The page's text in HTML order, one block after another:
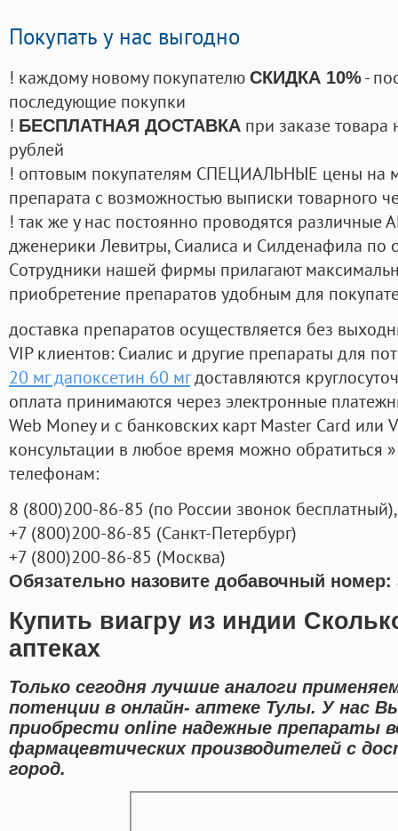
Покупать у нас выгодно
! каждому новому покупателю СКИДКА 10%-
последующие покупки
! БЕСПЛАТНАЯ ДОСТАВКА при заказе
рублей
! оптовым покупателям СПЕЦИАЛЬНЫЕ цены на
препарата с возможностью выписки товарного
! так же у нас постоянно проводятся
дженерики Левитры, Сиалиса и Силденафила по
Cотрудники нашей фирмы прилагают
приобретение препаратов удобным для
доставка препаратов осуществляется без
VIP клиентов: Сиалис и другие препараты для
20 мг дапоксетин 60 мгдоставляются
оплата принимаются через электронные
Web Money и с банковских карт Master Card или
консультации в любое время можно обратиться
телефонам:
8 (800)200-86-85 (по России звонок бесплатный),
+7 (800)200-86-85 (Санкт-Петербург)
+7 (800)200-86-85 (Москва)
Обязательно назовите добавочный номер:
Купить виагру из индии
аптеках
Только сегодня лучшие аналоги
потенции в онлайн- аптеке Тулы. У нас
приобрести online надежные препараты
фармацевтических производителей с
город.